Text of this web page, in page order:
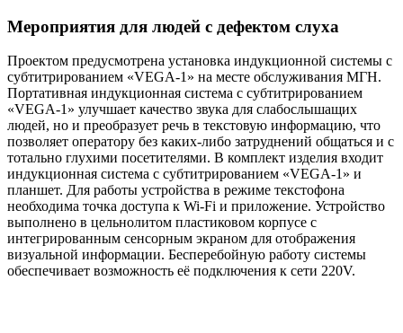
Мероприятия для людей с дефектом слуха
Проектом предусмотрена установка индукционной системы с
субтитрированием «VEGA-1» на месте обслуживания МГН.
Портативная индукционная система с субтитрированием
«VEGA-1» улучшает качество звука для слабослышащих
людей, но и преобразует речь в текстовую информацию, что
позволяет оператору без каких-либо затруднений общаться и с
тотально глухими посетителями. В комплект изделия входит
индукционная система с субтитрированием «VEGA-1» и
планшет. Для работы устройства в режиме текстофона
необходима точка доступа к Wi-Fi и приложение. Устройство
выполнено в цельнолитом пластиковом корпусе с
интегрированным сенсорным экраном для отображения
визуальной информации. Бесперебойную работу системы
обеспечивает возможность её подключения к сети 220V.